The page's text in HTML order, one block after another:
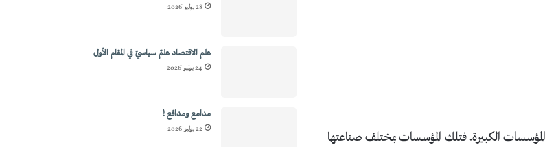
الكبيرة. فتلك المؤسسات بمختلف صناعتها
28 يوليو 2026
علم الاقتصاد علمٌ سياسيٌ في المقام الأول
24 يوليو 2026
مدامع ومدافع !
22 يوليو 2026